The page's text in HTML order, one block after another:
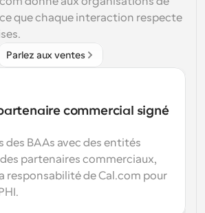
que chaque interaction respecte
Parlez aux ventes
commercial signé
des BAAs avec des entités
partenaires commerciaux,
responsabilité de Cal.com pour